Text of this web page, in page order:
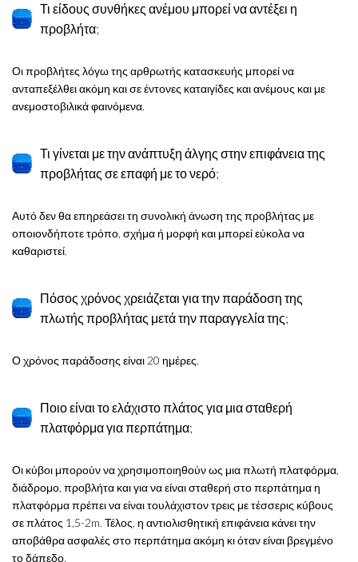
Τι είδους συνθήκες ανέμου μπορεί να αντέξει η
προβλήτα;
Οι προβλήτες λόγω της αρθρωτής κατασκευής μπορεί να
ανταπεξέλθει ακόμη και σε έντονες καταιγίδες και ανέμους και με
ανεμοστοβιλικά φαινόμενα.
Τι γίνεται με την ανάπτυξη άλγης στην επιφάνεια της
προβλήτας σε επαφή με το νερό;
Αυτό δεν θα επηρεάσει τη συνολική άνωση της προβλήτας με
οποιονδήποτε τρόπο, σχήμα ή μορφή και μπορεί εύκολα να
καθαριστεί.
Πόσος χρόνος χρειάζεται για την παράδοση της
πλωτής προβλήτας μετά την παραγγελία της;
Ο χρόνος παράδοσης είναι 20 ημέρες.
Ποιο είναι το ελάχιστο πλάτος για μια σταθερή
πλατφόρμα για περπάτημα;
Οι κύβοι μπορούν να χρησιμοποιηθούν ως μια πλωτή πλατφόρμα,
διάδρομο, προβλήτα και για να είναι σταθερή στο περπάτημα η
πλατφόρμα πρέπει να είναι τουλάχιστον τρεις με τέσσερις κύβους
σε πλάτος 1,5-2m. Τέλος, η αντιολισθητική επιφάνεια κάνει την
αποβάθρα ασφαλές στο περπάτημα ακόμη κι όταν είναι βρεγμένο
το δάπεδο.